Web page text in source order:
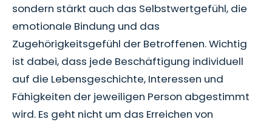
sondern stärkt auch das Selbstwertgefühl, die
emotionale Bindung und das
Zugehörigkeitsgefühl der Betroffenen. Wichtig
ist dabei, dass jede Beschäftigung individuell
auf die Lebensgeschichte, Interessen und
Fähigkeiten der jeweiligen Person abgestimmt
wird. Es geht nicht um das Erreichen von